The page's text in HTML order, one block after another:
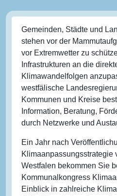
Gemeinden, Städte und
stehen vor der
vor Extremwetter zu
Infrastrukturen an die
Klimawandelfolgen
westfälische
Kommunen und Kreise
Information, Beratung,
durch Netzwerke und
Ein Jahr nach
Klimaanpassungsstrategie
Westfalen bekommen Sie
Kommunalkongress
Einblick in zahlreiche